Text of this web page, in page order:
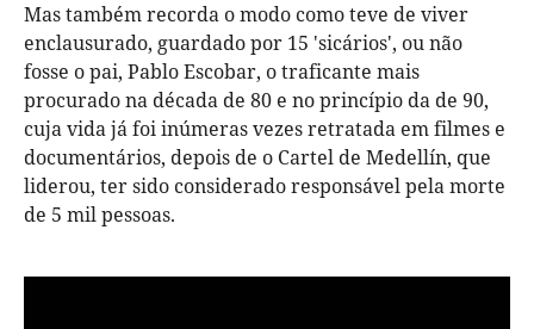
Mas também recorda o modo como teve de viver
enclausurado, guardado por 15 'sicários', ou não
fosse o pai, Pablo Escobar, o traficante mais
procurado na década de 80 e no princípio da de 90,
cuja vida já foi inúmeras vezes retratada em filmes e
documentários, depois de o Cartel de Medellín, que
liderou, ter sido considerado responsável pela morte
de 5 mil pessoas.